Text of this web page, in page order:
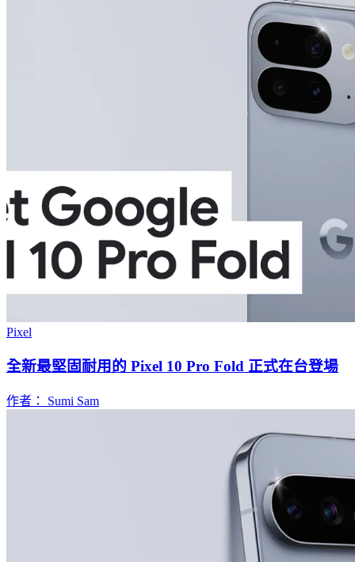
Pixel
全新最堅固耐用的 Pixel 10 Pro Fold 正式在台登場
作者： Sumi Sam